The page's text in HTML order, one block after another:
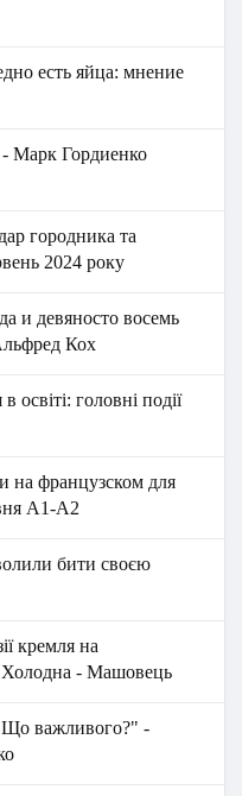
есть яйца: мнение
Марк Гордиенко
городника та
2024 року
и девяносто восемь
Кох
освіті: головні події
на французском для
А1-А2
бити своєю
кремля на
- Машовець
Що важливого?" -